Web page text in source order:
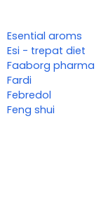
Esential aroms
Esi - trepat diet
Faaborg pharma
Fardi
Febredol
Feng shui